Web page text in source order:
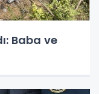
Baba ve